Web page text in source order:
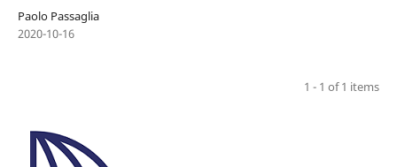
Paolo Passaglia
2020-10-16
1 - 1 of 1 items